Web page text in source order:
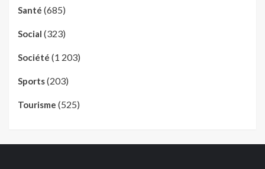
Santé (685)
Social (323)
Société (1 203)
Sports(203)
Tourisme (525)